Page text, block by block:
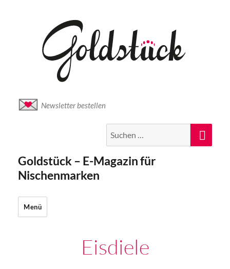
Newsletter bestellen
nach:
Goldstück – E-Magazin für
Nischenmarken
Menü
Eisdiele